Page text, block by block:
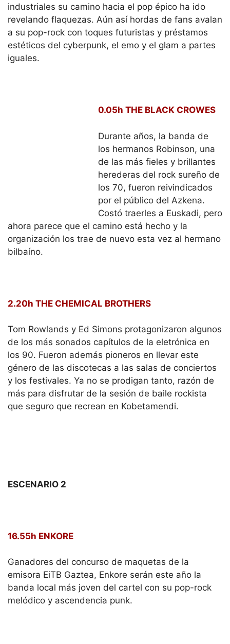
industriales su camino hacia el pop épico ha ido
revelando flaquezas. Aún así hordas de fans avalan
a su pop-rock con toques futuristas y préstamos
estéticos del cyberpunk, el emo y el glam a partes
iguales.
0.05h THE BLACK CROWES
Durante años, la banda de los hermanos Robinson,
una de las más fieles y brillantes herederas del
rock sureño de los 70, fueron reivindicados por el
público del Azkena. Costó traerles a Euskadi, pero
ahora parece que el camino está hecho y la
organización los trae de nuevo esta vez al hermano
de los más sonados capítulos de la eletrónica en
género de las discotecas a las salas de conciertos
y los festivales. Ya no se prodigan tanto, razón de
más para disfrutar de la sesión de baile rockista
que seguro que recrean en Kobetamendi.
emisora EiTB Gaztea, Enkore serán este año la
melódico y ascendencia punk.